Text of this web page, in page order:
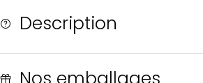
Description